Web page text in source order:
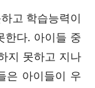
고 학습능력이
한다. 아이들 중
지 못하고 지나
은 아이들이 우